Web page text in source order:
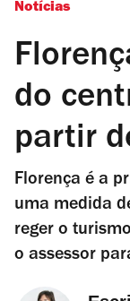
Notícias
do
partir
Florença é a
uma medida
reger o
o assessor